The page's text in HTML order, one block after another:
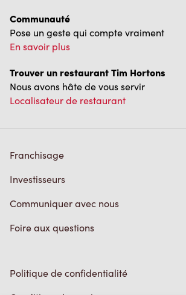
Communauté
Pose un geste qui compte vraiment
En savoir plus
Trouver un restaurant Tim Hortons
Nous avons hâte de vous servir
Localisateur de restaurant
Franchisage
Investisseurs
Communiquer avec nous
Foire aux questions
Politique de confidentialité